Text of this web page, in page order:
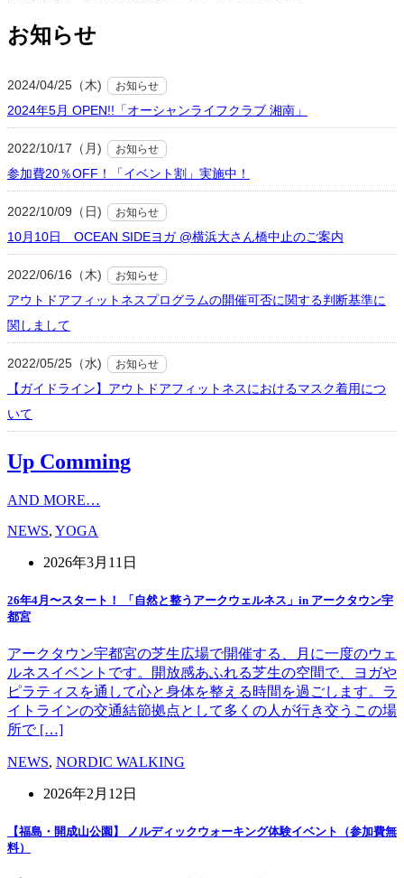
お知らせ
2024/04/25（木) お知らせ
2024年5月 OPEN!!「オーシャンライフクラブ 湘南」
2022/10/17（月) お知らせ
参加費20％OFF！「イベント割」実施中！
2022/10/09（日) お知らせ
10月10日 OCEAN SIDEヨガ @横浜大さん橋中止のご案内
2022/06/16（木) お知らせ
アウトドアフィットネスプログラムの開催可否に関する判断基準に
関しまして
2022/05/25（水) お知らせ
【ガイドライン】アウトドアフィットネスにおけるマスク着用につ
いて
Up Comming
AND MORE…
NEWS, YOGA
2026年3月11日
26年4月〜スタート！ 「自然と整うアークウェルネス」in アークタウン宇
都宮
アークタウン宇都宮の芝生広場で開催する、月に一度のウェ
ルネスイベントです。開放感あふれる芝生の空間で、ヨガや
ピラティスを通して心と身体を整える時間を過ごします。ラ
イトラインの交通結節拠点として多くの人が行き交うこの場
所で […]
NEWS, NORDIC WALKING
2026年2月12日
【福島・開成山公園】 ノルディックウォーキング体験イベント（参加費無
料）